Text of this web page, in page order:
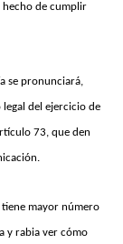
hecho de cumplir
se pronunciará,
del ejercicio de
73, que den
tiene mayor número
y rabia ver cómo